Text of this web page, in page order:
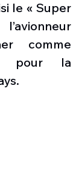
le « Super
comme
pour la